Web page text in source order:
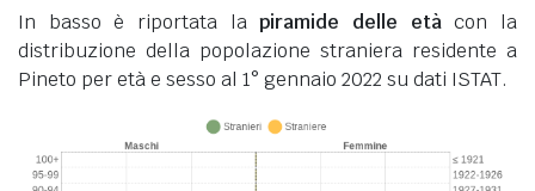
In basso è riportata lapiramide delle etàcon la
distribuzione della popolazione straniera residente a
Pineto per età e sesso al 1° gennaio 2022 su dati ISTAT.